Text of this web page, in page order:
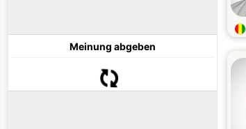
Meinung abgeben